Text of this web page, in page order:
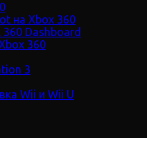
на Xbox 360
Dashboard
360
3
Wii и Wii U